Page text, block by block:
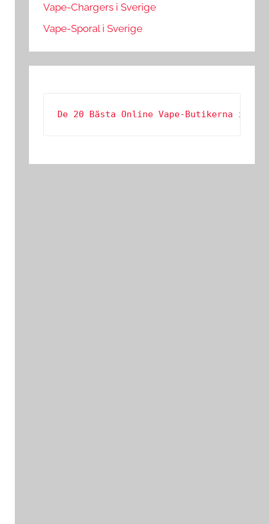
Vape-Chargers i Sverige
Vape-Sporal i Sverige
De 20 Bästa Online Vape-Butikerna i